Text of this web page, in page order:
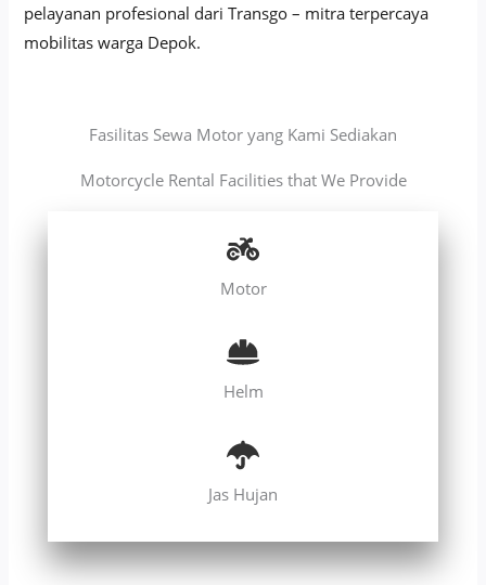
pelayanan profesional dari Transgo – mitra terpercaya
mobilitas warga Depok.
Fasilitas Sewa Motor yang Kami Sediakan
Motorcycle Rental Facilities that We Provide
Motor
Helm
Jas Hujan